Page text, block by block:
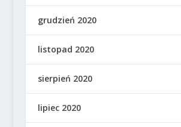
grudzień 2020
listopad 2020
sierpień 2020
lipiec 2020